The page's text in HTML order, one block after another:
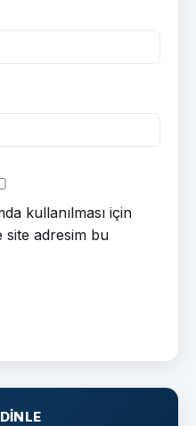
kullanılması için
site adresim bu